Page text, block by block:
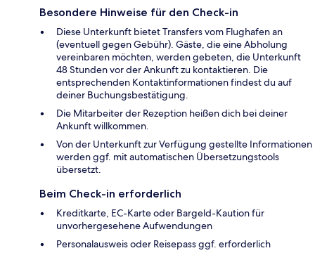
Besondere Hinweise für den Check-in
Diese Unterkunft bietet Transfers vom Flughafen an
(eventuell gegen Gebühr). Gäste, die eine Abholung
vereinbaren möchten, werden gebeten, die Unterkunft
48 Stunden vor der Ankunft zu kontaktieren. Die
entsprechenden Kontaktinformationen findest du auf
deiner Buchungsbestätigung.
Die Mitarbeiter der Rezeption heißen dich bei deiner
Ankunft willkommen.
Von der Unterkunft zur Verfügung gestellte Informationen
werden ggf. mit automatischen Übersetzungstools
übersetzt.
Beim Check-in erforderlich
Kreditkarte, EC-Karte oder Bargeld-Kaution für
unvorhergesehene Aufwendungen
Personalausweis oder Reisepass ggf. erforderlich